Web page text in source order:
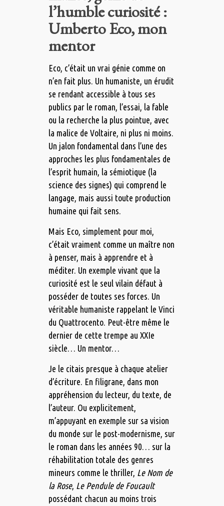
l’humble curiosité :
Umberto Eco, mon
mentor
Eco, c’était un vrai génie comme on
n’en fait plus. Un humaniste, un érudit
se rendant accessible à tous ses
publics par le roman, l’essai, la fable
ou la recherche la plus pointue, avec
la malice de Voltaire, ni plus ni moins.
Un jalon fondamental dans l’une des
approches les plus fondamentales de
l’esprit humain, la sémiotique (la
science des signes) qui comprend le
langage, mais aussi toute production
humaine qui fait sens.
Mais Eco, simplement pour moi,
c’était vraiment comme un maître non
à penser, mais à apprendre et à
méditer. Un exemple vivant que la
curiosité est le seul vilain défaut à
posséder de toutes ses forces. Un
véritable humaniste rappelant le Vinci
du Quattrocento. Peut-être même le
dernier de cette trempe au XXIe
siècle… Un mentor…
Je le citais presque à chaque atelier
d’écriture. En filigrane, dans mon
appréhension du lecteur, du texte, de
l’auteur. Ou explicitement,
m’appuyant en exemple sur sa vision
du monde sur le post-modernisme, sur
le roman dans les années 90… sur la
réhabilitation totale des genres
mineurs comme le thriller, Le Nom de
la Rose, Le Pendule de Foucault
possédant chacun au moins trois